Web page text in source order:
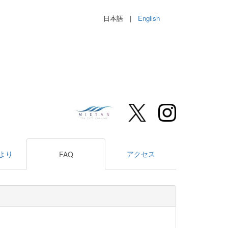
日本語 | English
り FAQ アクセス